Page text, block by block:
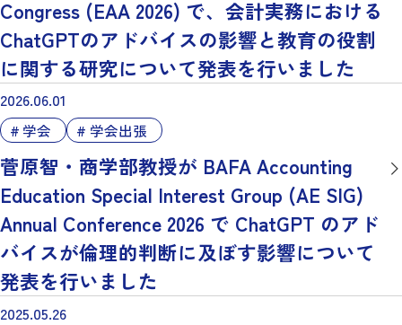
Congress (EAA 2026) で、会計実務における
ChatGPTのアドバイスの影響と教育の役割
に関する研究について発表を行いました
2026.06.01
学会 学会出張
菅原智・商学部教授が BAFA Accounting
Education Special Interest Group (AE SIG)
Annual Conference 2026 で ChatGPT のアド
バイスが倫理的判断に及ぼす影響について
発表を行いました
2025.05.26